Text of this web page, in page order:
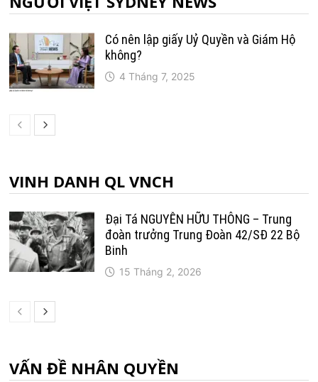
Có nên lập giấy Uỷ Quyền và Giám Hộ
không?
4 Tháng 7, 2025
VINH DANH QL VNCH
Đại Tá NGUYỄN HỮU THÔNG – Trung
đoàn trưởng Trung Ðoàn 42/SÐ 22 Bộ
Binh
15 Tháng 2, 2026
VẤN ĐỀ NHÂN QUYỀN